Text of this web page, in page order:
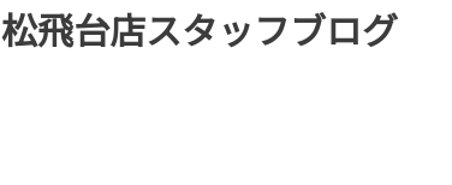
松飛台店スタッフブログ